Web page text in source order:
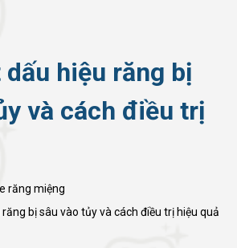
hiệu răng bị
và cách điều trị
răng miệng
răng bị sâu vào tủy và cách điều trị hiệu quả